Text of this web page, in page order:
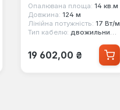
Опалювана площа: 14 кв.м
Довжина: 124 м
Лінійна потужність: 17 Вт/м
Тип кабелю: двожильний екранований
Звичайна ціна:
19 602,00 ₴